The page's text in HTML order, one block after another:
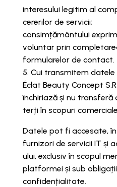
interesului legitim al
cererilor de servicii;
consimțământului
voluntar prin
formularelor de contact.
5. Cui transmitem datele
Éclat Beauty Concept
închiriază și nu
terți în scopuri
Datele pot fi accesate,
furnizori de servicii IT și
ului, exclusiv în scopul
platformei și sub
confidențialitate.